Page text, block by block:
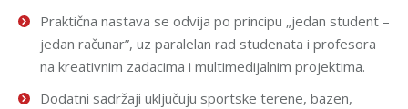
Praktična nastava se odvija po principu „jedan student –
jedan računar”, uz paralelan rad studenata i profesora
na kreativnim zadacima i multimedijalnim projektima.
Dodatni sadržaji uključuju sportske terene, bazen,